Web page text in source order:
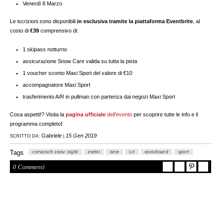
Venerdì 8 Marzo
Le iscrizioni sono disponibiliin esclusiva tramite lapiattaforma Eventbrite , al
costo di€39 comprensivo di:
1 skipass notturno
assicurazione Snow Care valida su tutta la pista
1 voucher sconto Maxi Sport del valore di €10
accompagnatore Maxi Sport
trasferimento A/R in pullman con partenza dai negozi Maxi Sport
Cosa aspetti!? Visita lapagina ufficiale dell’evento per scoprire tutte le info e il
programma completo!
SCRITTO DA: Gabriele 15 Gen 2019
Tags corvatsch snow night eventi neve sci snowboard sport
0 Commenti